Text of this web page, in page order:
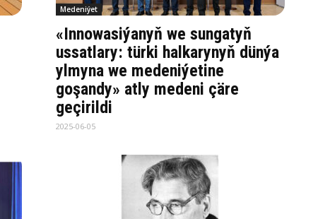
Medeniýet
«Innowasiýanyň we sungatyň
ussatlary: türki halkarynyň dünýa
ylmyna we medeniýetine
goşandy» atly medeni çäre
geçirildi
2025-06-05